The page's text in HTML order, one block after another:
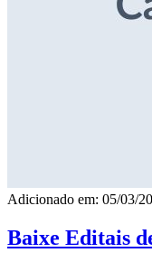
Adicionado em: 05/03/
Baixe Editais